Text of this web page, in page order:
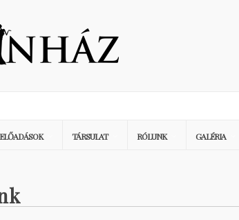
ELŐADÁSOK TÁRSULAT RÓLUNK GALÉRIA